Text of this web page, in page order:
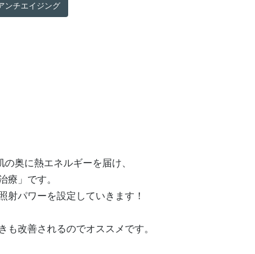
ンチエイジング
奥に熱エネルギーを届け、
療」です。
射パワーを設定していきます！
も改善されるのでオススメです。